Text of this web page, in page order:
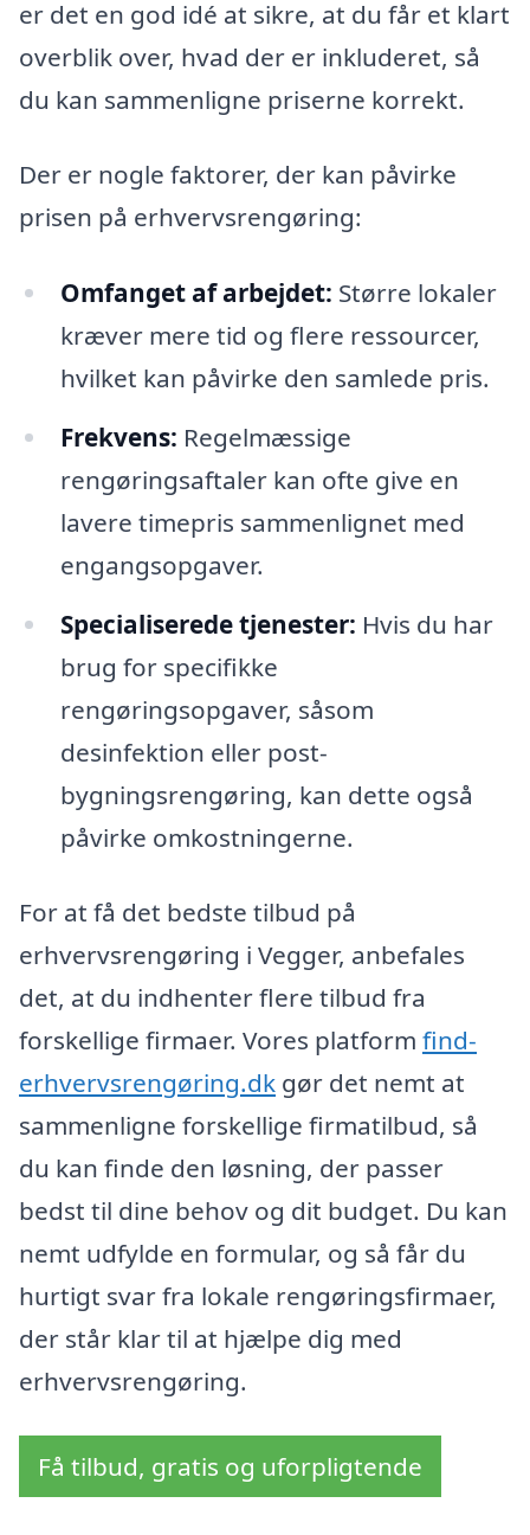
er det en god idé at sikre, at du får et klart
overblik over, hvad der er inkluderet, så
du kan sammenligne priserne korrekt.
Der er nogle faktorer, der kan påvirke
prisen på erhvervsrengøring:
Omfanget af arbejdet: Større lokaler
kræver mere tid og flere ressourcer,
hvilket kan påvirke den samlede pris.
Frekvens: Regelmæssige
rengøringsaftaler kan ofte give en
lavere timepris sammenlignet med
engangsopgaver.
Specialiserede tjenester: Hvis du har
brug for specifikke
rengøringsopgaver, såsom
desinfektion eller post-
bygningsrengøring, kan dette også
påvirke omkostningerne.
For at få det bedste tilbud på
erhvervsrengøring i Vegger, anbefales
det, at du indhenter flere tilbud fra
forskellige firmaer. Vores platform find-
erhvervsrengøring.dk gør det nemt at
sammenligne forskellige firmatilbud, så
du kan finde den løsning, der passer
bedst til dine behov og dit budget. Du kan
nemt udfylde en formular, og så får du
hurtigt svar fra lokale rengøringsfirmaer,
der står klar til at hjælpe dig med
erhvervsrengøring.
Få tilbud, gratis og uforpligtende